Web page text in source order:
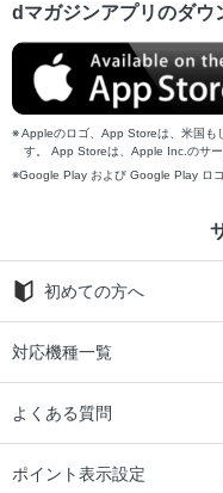
dマガジンアプリのダウ
Appleのロゴ、App Storeは、米国も
す。 App Storeは、Apple Inc.のサー
Google Play および Google Play ロ
初めての方へ
対応機種一覧
よくある質問
ポイント表示設定